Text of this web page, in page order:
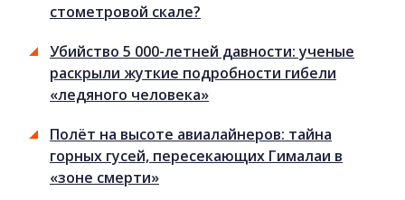
стометровой скале?
Убийство 5 000-летней давности: ученые
раскрыли жуткие подробности гибели
«ледяного человека»
Полёт на высоте авиалайнеров: тайна
горных гусей, пересекающих Гималаи в
«зоне смерти»